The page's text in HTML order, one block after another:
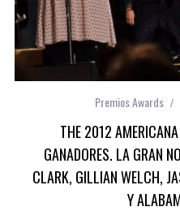
Premios Awards
THE 2012
GANADORES. LA GRAN
CLARK, GILLIAN WELCH,
Y